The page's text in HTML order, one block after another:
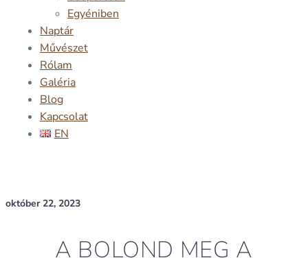
Egyéniben
Naptár
Művészet
Rólam
Galéria
Blog
Kapcsolat
EN
október 22, 2023
A BOLOND MEG A